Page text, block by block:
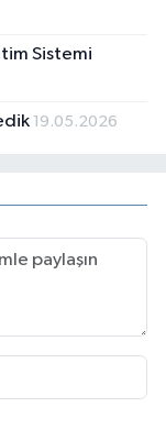
Sistemi
19.05.2026